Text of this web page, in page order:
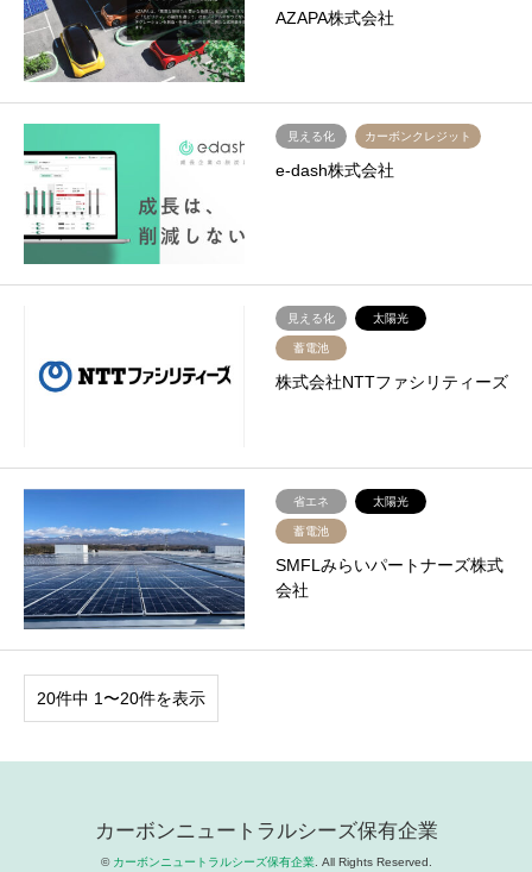
AZAPA株式会社
見える化 カーボンクレジット
e-dash株式会社
見える化 太陽光
蓄電池
株式会社NTTファシリティーズ
省エネ 太陽光
蓄電池
SMFLみらいパートナーズ株式
会社
20件中 1〜20件を表示
カーボンニュートラルシーズ保有企業
© カーボンニュートラルシーズ保有企業. All Rights Reserved.